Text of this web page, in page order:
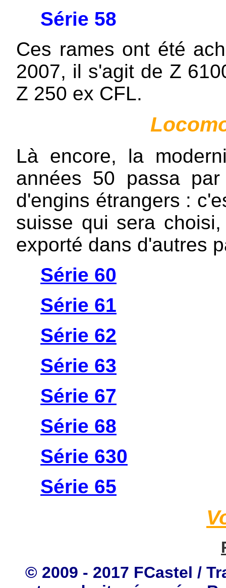
Série 58
Ces rames ont été
2007, il s'agit de Z
Z 250 ex CFL.
Là encore, la
années 50 passa
d'engins étrangers :
suisse qui sera
exporté dans d'autres
Série 60
Série 61
Série 62
Série 63
Série 67
Série 68
Série 630
Série 65
© 2009 - 2017 FCastel /